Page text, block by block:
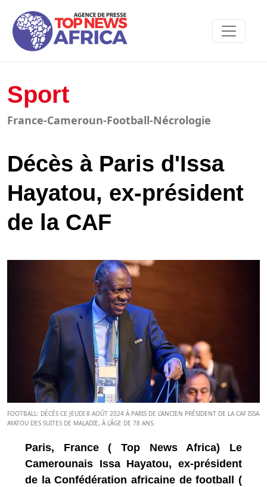
Sport
France-Cameroun-Football-Nécrologie
Décès à Paris d'Issa
Hayatou, ex-président
de la CAF
FOOTBALL: DÉCÈS CE JEUDI 8 AOÛT 2024 À PARIS DE L’ANCIEN PRÉSIDENT DE LA CAF ISSA
AYATOU DES SUITES DE MALADIE, À L'ÂGE DE 78 ANS.
Paris, France ( Top News Africa) Le
Camerounais Issa Hayatou, ex-président
de la Confédération africaine de football (